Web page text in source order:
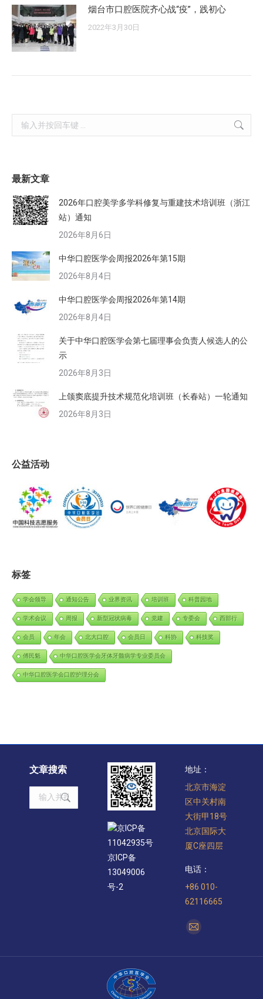
烟台市口腔医院齐心战“疫”，践初心
2022年3月30日
Search:
最新文章
2026年口腔美学多学科修复与重建技术培训班（浙江
站）通知
2026年8月6日
中华口腔医学会周报2026年第15期
2026年8月4日
中华口腔医学会周报2026年第14期
2026年8月4日
关于中华口腔医学会第七届理事会负责人候选人的公
示
2026年8月3日
上颌窦底提升技术规范化培训班（长春站）一轮通知
2026年8月3日
公益活动
标签
学会领导 通知公告 业界资讯 培训班 科普园地
学术会议 周报 新型冠状病毒 党建 专委会 西部行
会员 年会 北大口腔 会员日 科协 科技奖
傅民魁 中华口腔医学会牙体牙髓病学专业委员会
中华口腔医学会口腔护理分会
文章搜索
Search:
京ICP备
11042935号
京ICP备
13049006
号-2
地址：
北京市海淀
区中关村南
大街甲18号
北京国际大
厦C座四层
电话：
+86 010-
62116665
找到我们：
Mail